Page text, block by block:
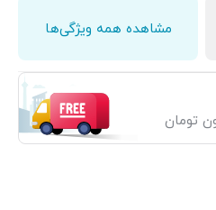
مشاهده همه ویژگی‌ها